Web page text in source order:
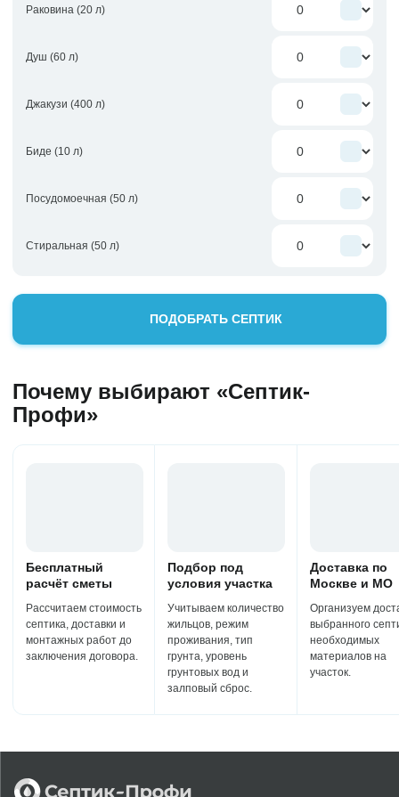
Раковина (20 л)
Душ (60 л)
Джакузи (400 л)
Биде (10 л)
Посудомоечная (50 л)
Стиральная (50 л)
ПОДОБРАТЬ СЕПТИК
Почему выбирают «Септик-
Профи»
Бесплатный
расчёт сметы
Рассчитаем стоимость
септика, доставки и
монтажных работ до
заключения договора.
Подбор под
условия участка
Учитываем количество
жильцов, режим
проживания, тип
грунта, уровень
грунтовых вод и
залповый сброс.
Доставка по
Москве и МО
Организуем
выбранного
необходимых
материалов на
участок.